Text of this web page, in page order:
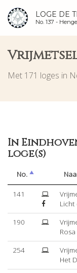
LOGE DE
No. 137 -
Met 171 loges in
In
loge(s)
No.
141
Licht
190
254
Het